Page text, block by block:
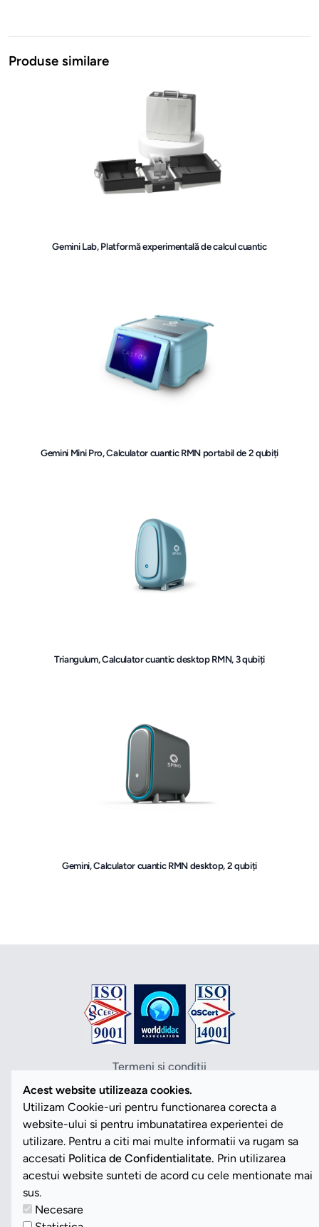
Produse similare
Gemini Lab, Platformă experimentală de calcul cuantic
Gemini Mini Pro, Calculator cuantic RMN portabil de 2 qubiți
Triangulum, Calculator cuantic desktop RMN, 3 qubiți
Gemini, Calculator cuantic RMN desktop, 2 qubiți
Termeni si conditii
Politica de confidentialitate
Politica cookies
ANPC
SOL
SAL
Vezi Cookies
Copyright ©2026 Romdidac SA. Toate drepturile rezervate
Acest website utilizeaza cookies.
Utilizam Cookie-uri pentru functionarea corecta a
website-ului si pentru imbunatatirea experientei de
utilizare. Pentru a citi mai multe informatii va rugam sa
accesati Politica de Confidentialitate. Prin utilizarea
acestui website sunteti de acord cu cele mentionate mai
sus.
Necesare